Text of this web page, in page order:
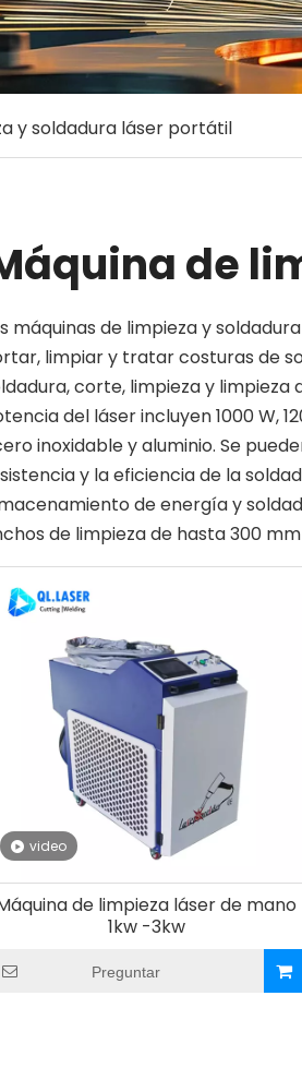
y soldadura láser portátil
de
máquinas de limpieza y
limpiar y tratar costuras de
corte, limpieza y limpieza
del láser incluyen 1000 W,
inoxidable y aluminio. Se
y la eficiencia de la
de energía y
de limpieza de hasta 300
video
de limpieza láser de mano
1kw -3kw
Preguntar